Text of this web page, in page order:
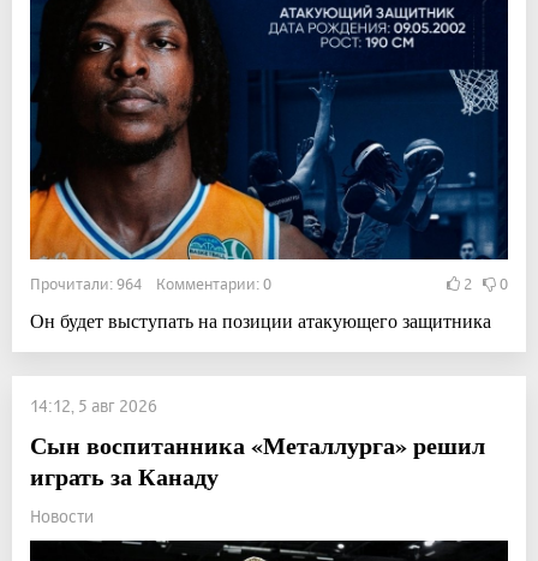
Прочитали: 964 Комментарии: 0 2 0
Он будет выступать на позиции атакующего защитника
14:12, 5 авг 2026
Сын воспитанника «Металлурга» решил
играть за Канаду
Новости